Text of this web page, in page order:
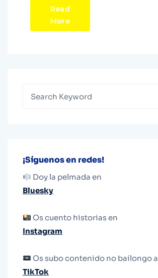
Read
More
¡Síguenos en redes!
Doy la pelmada en
Bluesky
Os cuento historias en
Instagram
Os subo contenido no bailongo a
TikTok